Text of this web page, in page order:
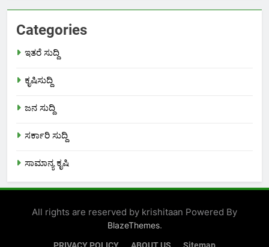
Categories
ಇತರೆ ಸುದ್ದಿ
ಕೃಷಿಸುದ್ದಿ
ಜನ ಸುದ್ದಿ
ಸರ್ಕಾರಿ ಸುದ್ದಿ
ಸಾಮಾನ್ಯ ಕೃಷಿ
All rights are reserved by krishitaan Powered By
BlazeThemes.